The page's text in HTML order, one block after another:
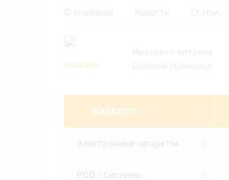
КАТАЛОГ
Электронные сигареты
POD - Системы